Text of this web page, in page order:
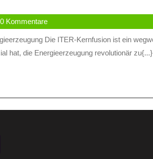
0 Kommentare
hat, die Energieerzeugung revolutionär zu{...}